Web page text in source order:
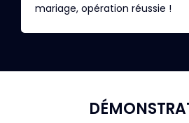
mariage, opération réussie !